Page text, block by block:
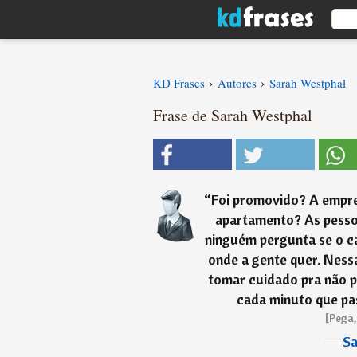
KD Frases › Autores › Sarah Westphal
Frase de Sarah Westphal
“Foi promovido? A
apartamento? As
ninguém pergunta se o
onde a gente quer.
tomar cuidado pra não
cada minuto que
―